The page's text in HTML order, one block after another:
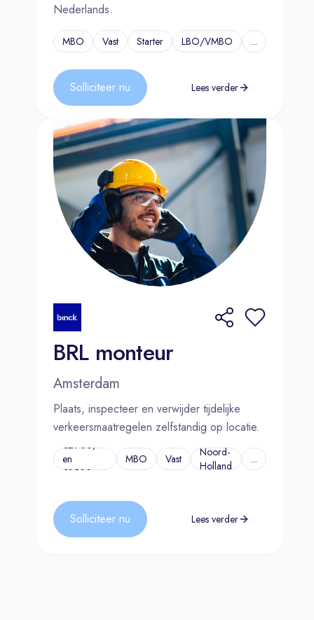
Nederlands.
MBO Vast Starter LBO/VMBO ...
Solliciteer nu Lees verder
BRL monteur
Amsterdam
Plaats, inspecteer en verwijder tijdelijke
verkeersmaatregelen zelfstandig op locatie.
€2900,-
en
€3500,-
MBO Vast
Noord-
Holland
...
Solliciteer nu Lees verder